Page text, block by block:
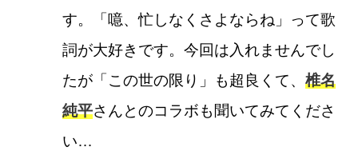
す。「噫、忙しなくさよならね」って歌
詞が大好きです。今回は入れませんでし
たが「この世の限り」も超良くて、 椎名
純平さんとのコラボも聞いてみてくださ
い…